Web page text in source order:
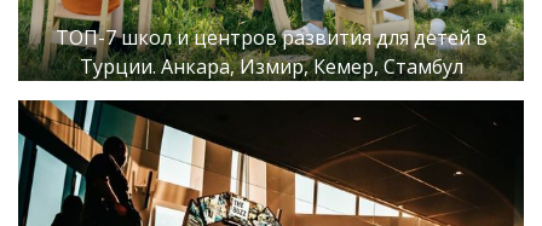
ТОП-7 школ и центров развития для детей в
Турции. Анкара, Измир, Кемер, Стамбул